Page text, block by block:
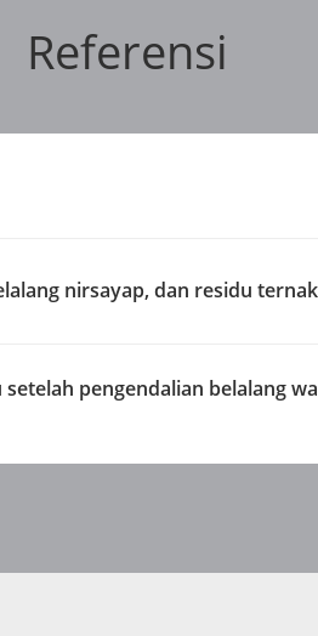
Referensi
nirsayap, dan residu ternak
pengendalian belalang